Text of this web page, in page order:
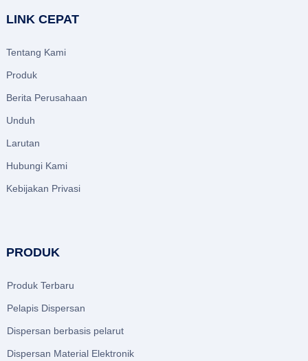
LINK CEPAT
Tentang Kami
Produk
Berita Perusahaan
Unduh
Larutan
Hubungi Kami
Kebijakan Privasi
PRODUK
Produk Terbaru
Pelapis Dispersan
Dispersan berbasis pelarut
Dispersan Material Elektronik